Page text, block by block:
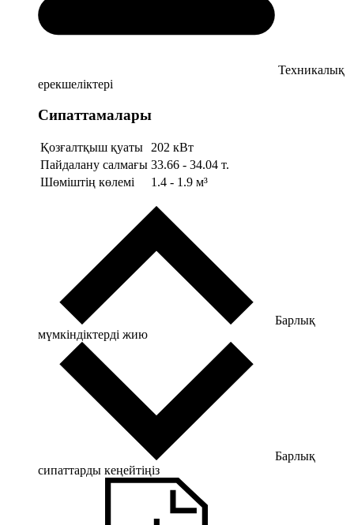
Техникалық
ерекшеліктері
Сипаттамалары
Қозғалтқыш қуаты
202 кВт
Пайдалану салмағы 33.66 - 34.04 т.
Шөміштің көлемі
1.4 - 1.9 м³
Барлық
мүмкіндіктерді жию
Барлық
сипаттарды кеңейтіңіз